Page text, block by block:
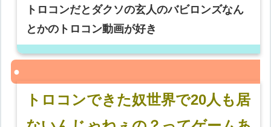
トロコンだとダクソの玄人のバビロンズなん
とかのトロコン動画が好き
トロコンできた奴世界で20人も居